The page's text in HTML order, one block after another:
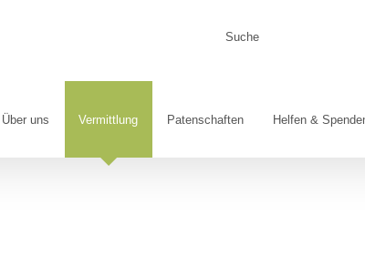
Über uns Vermittlung Patenschaften Helfen &